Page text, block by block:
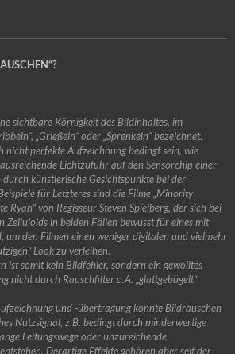
sichtbare Körnigkeit des Bildinhaltes, im
„Grießeln“ oder „Sprenkeln“ bezeichnet.
nicht perfekte Aufzeichnung bedingt sein, wie
Lichtzufuhr auf den Sensorchip einer
künstlerische Gesichtspunkte bei der
für Letzteres sind die Filme „Minority
Ryan“ von Regisseur Steven Spielberg, der sich bei
Zelluloids in beiden Fällen bewusst für eines mit
um den Filmen einen weniger digitalen und vielmehr
Look zu verleihen.
ist somit kein Bildfehler, sondern ein gewolltes
nicht durch Rauschfilter o.Ä. „glattgebügelt“
und -übertragung konnte Bildrauschen
Nutzsignal, z.B. bedingt durch minderwertige
Leitungswege oder unzureichende
Derartige Effekte gehören aber seit der